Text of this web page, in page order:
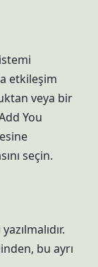
etkileşim
veya bir
You
seçin.
bu ayrı